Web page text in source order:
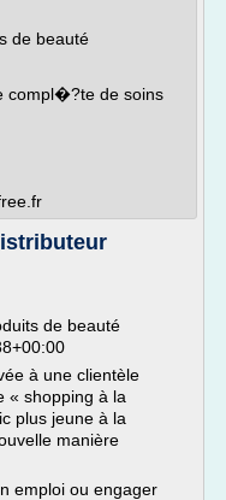
de beauté
compl�?te de soins
de beauté
à une clientèle
« shopping à la
plus jeune à la
manière
emploi ou engager